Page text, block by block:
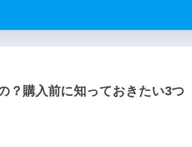
？購入前に知っておきたい3つ